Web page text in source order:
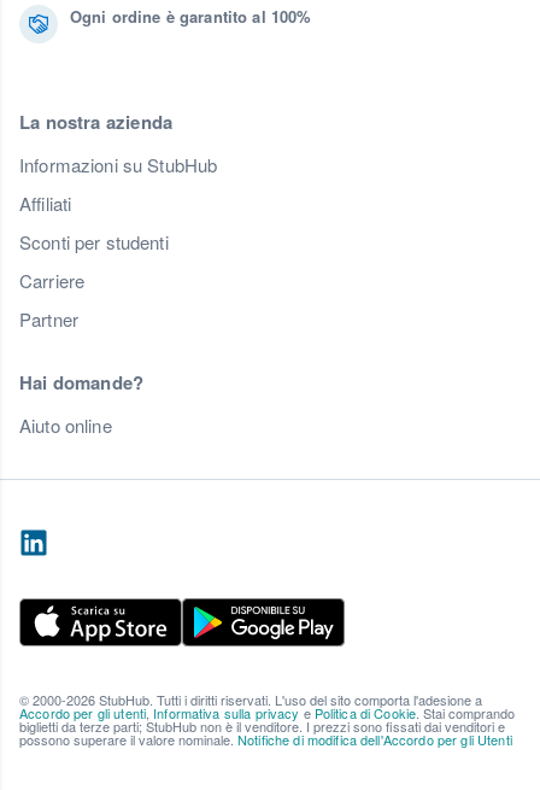
Ogni ordine è garantito al 100%
La nostra azienda
Informazioni su StubHub
Affiliati
Sconti per studenti
Carriere
Partner
Hai domande?
Aiuto online
© 2000-2026 StubHub. Tutti i diritti riservati. L'uso del sito comporta l'adesione a
Accordo per gli utenti Informativa sulla privacy e Politica di Cookie . Stai comprando
biglietti da terze parti; StubHub non è il venditore. I prezzi sono fissati dai venditori e
possono superare il valore nominale. Notifiche di modifica dell'Accordo per gli Utenti